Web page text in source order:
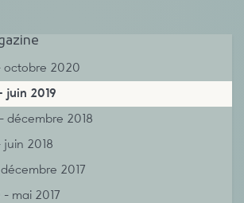
octobre 2020
juin 2019
décembre 2018
juin 2018
2017
- mai 2017